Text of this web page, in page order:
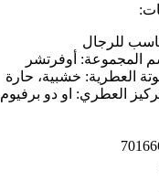
للرجال
المجموعة: أوفرتشر
العطرية: خشبية، حارة
العطري: او دو برفيوم